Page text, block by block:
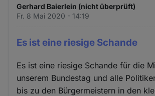
Gerhard Baierlein (nicht überprüft)
Fr. 8 Mai 2020 - 14:19
Es ist eine riesige Schande
Es ist eine riesige Schande für die
unserem Bundestag und alle
bis zu den Bürgermeistern in den